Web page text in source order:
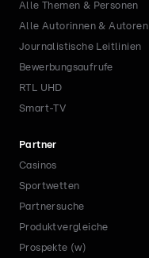
Alle Themen & Personen
Alle Autorinnen & Autoren
Journalistische Leitlinien
Bewerbungsaufrufe
RTL UHD
Smart-TV
Partner
Casinos
Sportwetten
Partnersuche
Produktvergleiche
Prospekte (w)